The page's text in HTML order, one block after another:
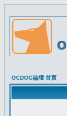
OCDOG論壇 首頁